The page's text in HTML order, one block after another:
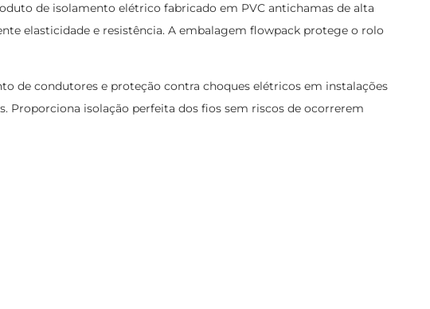
de isolamento elétrico fabricado em PVC antichamas de alta
elasticidade e resistência. A embalagem flowpack protege o rolo
de condutores e proteção contra choques elétricos em instalações
Proporciona isolação perfeita dos fios sem riscos de ocorrerem